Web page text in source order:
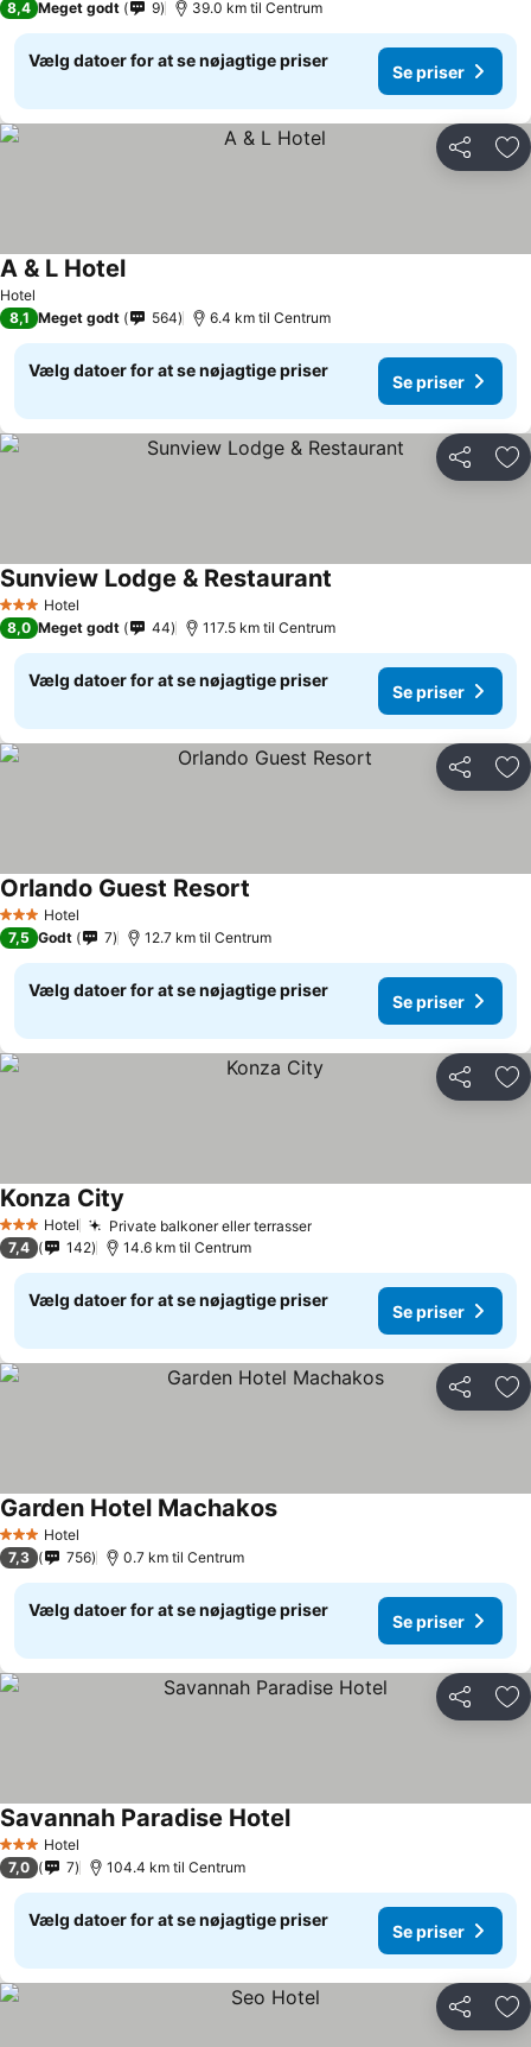
8,4 Meget godt 9 39.0 km til Centrum
Vælg datoer for at se nøjagtige priser
Se priser
Del
Hotel
A & L Hotel
8,1 Meget godt 564 6.4 km til Centrum
Vælg datoer for at se nøjagtige priser
Se priser
Del
3 StjernerHotel
Sunview Lodge & Restaurant
8,0 Meget godt 44 117.5 km til Centrum
Vælg datoer for at se nøjagtige priser
Se priser
Del
3 StjernerHotel
Orlando Guest Resort
7,5 Godt 7 12.7 km til Centrum
Vælg datoer for at se nøjagtige priser
Se priser
Del
3 StjernerHotel Private balkoner eller terrasser
Konza City
7,4 142 14.6 km til Centrum
Vælg datoer for at se nøjagtige priser
Se priser
Del
3 StjernerHotel
Garden Hotel Machakos
7,3 756 0.7 km til Centrum
Vælg datoer for at se nøjagtige priser
Se priser
Del
3 StjernerHotel
Savannah Paradise Hotel
7,0 7 104.4 km til Centrum
Vælg datoer for at se nøjagtige priser
Se priser
Del